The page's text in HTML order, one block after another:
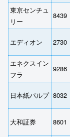
東京センチュ
リー
8439
エディオン 2730
エネクスイン
フラ
9286
日本紙パルプ 8032
大和証券 8601